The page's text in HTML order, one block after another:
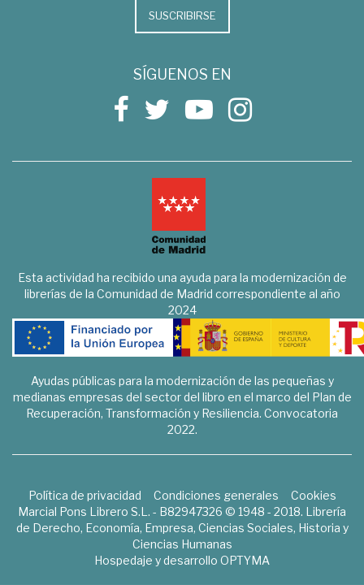
SUSCRIBIRSE
SÍGUENOS EN
Esta actividad ha recibido una ayuda para la modernización de
librerías de la Comunidad de Madrid correspondiente al año
2024
Ayudas públicas para la modernización de las pequeñas y
medianas empresas del sector del libro en el marco del Plan de
Recuperación, Transformación y Resiliencia. Convocatoria
2022.
Política de privacidad Condiciones generales
Cookies
Marcial Pons Librero S.L. - B82947326 © 1948 - 2018. Librería
de Derecho, Economía, Empresa, Ciencias Sociales, Historia y
Ciencias Humanas
Hospedaje y desarrollo OPTYMA